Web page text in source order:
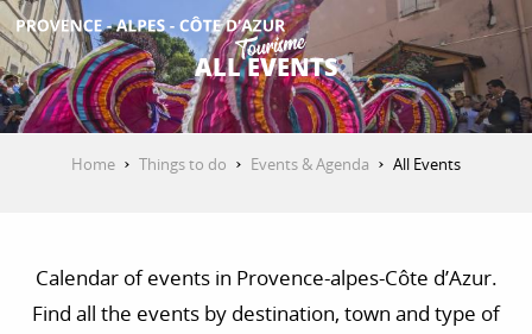
Aller
au
contenu
principal
GET INSPIRED
PLAN YOUR STAY
ALL EVENTS
Home Things to do Events & Agenda All Events
Calendar of events in Provence-alpes-Côte d’Azur.
Find all the events by destination, town and type of